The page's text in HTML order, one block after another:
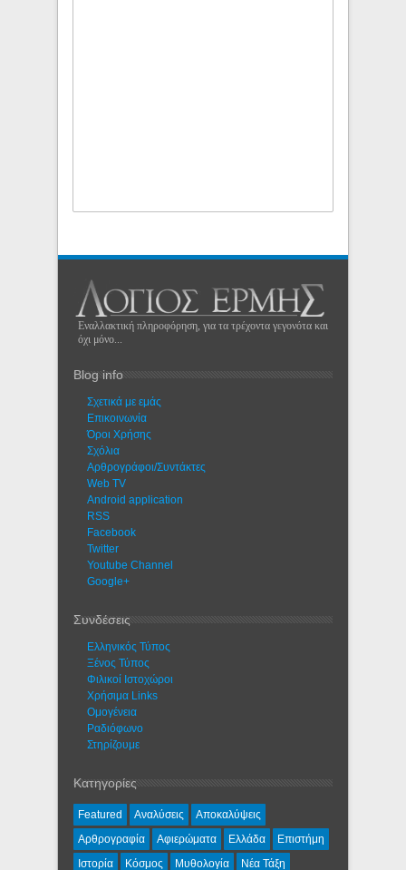
Εναλλακτική πληροφόρηση, για τα τρέχοντα γεγονότα και
όχι μόνο...
Blog info
Σχετικά με εμάς
Eπικοινωνία
Όροι Χρήσης
Σχόλια
Αρθρογράφοι/Συντάκτες
Web TV
Android application
RSS
Facebook
Twitter
Youtube Channel
Google+
Συνδέσεις
Ελληνικός Τύπος
Ξένος Τύπος
Φιλικοί Ιστοχώροι
Χρήσιμα Links
Ομογένεια
Ραδιόφωνο
Στηρίζουμε
Κατηγορίες
Featured Αναλύσεις
Αποκαλύψεις
Αρθρογραφία
Αφιερώματα Ελλάδα
Επιστήμη
Ιστορία
Κόσμος Μυθολογία Νέα Τάξη